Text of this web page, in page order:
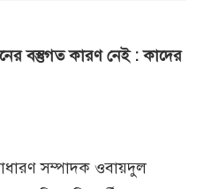
বস্তুগত কারণ নেই : কাদের
সম্পাদক ওবায়দুল